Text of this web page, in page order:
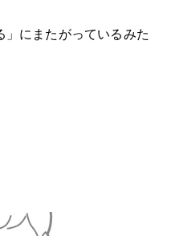
にまたがっているみた